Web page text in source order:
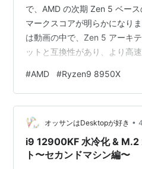
で、AMD の次期 Zen 5 ベー
マークスコアが明らかになり
は動画の中で、Zen 5 アーキ
ットと互換性があり、より高
ア性能 レポートによると、16
Cinebench R23 マルチコア
獲得し、Intel i9-13900K は
AM…
#AMD #Ryzen9 8950X
オッサンはDesktopが好き •
i9 12900KF 水冷化 & M.2
ト〜セカンドマシン編〜